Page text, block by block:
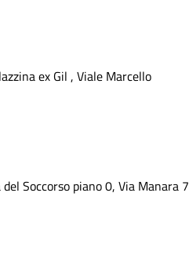
ex Gil , Viale Marcello
Soccorso piano 0, Via Manara 7